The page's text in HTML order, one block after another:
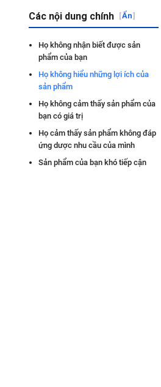
Các nội dung chính [Ẩn]
Họ không nhận biết được sản
phẩm của bạn
Họ không hiểu những lợi ích của
sản phẩm
Họ không cảm thấy sản phẩm của
bạn có giá trị
Họ cảm thấy sản phẩm không đáp
ứng dược nhu cầu của mình
Sản phẩm của bạn khó tiếp cận